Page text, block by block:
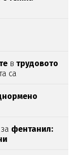
втрудовото
са
за фентанил: